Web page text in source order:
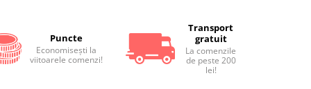
Puncte
Economiseşti la
viitoarele comenzi!
Transport
gratuit
La comenzile
de peste 200
lei!